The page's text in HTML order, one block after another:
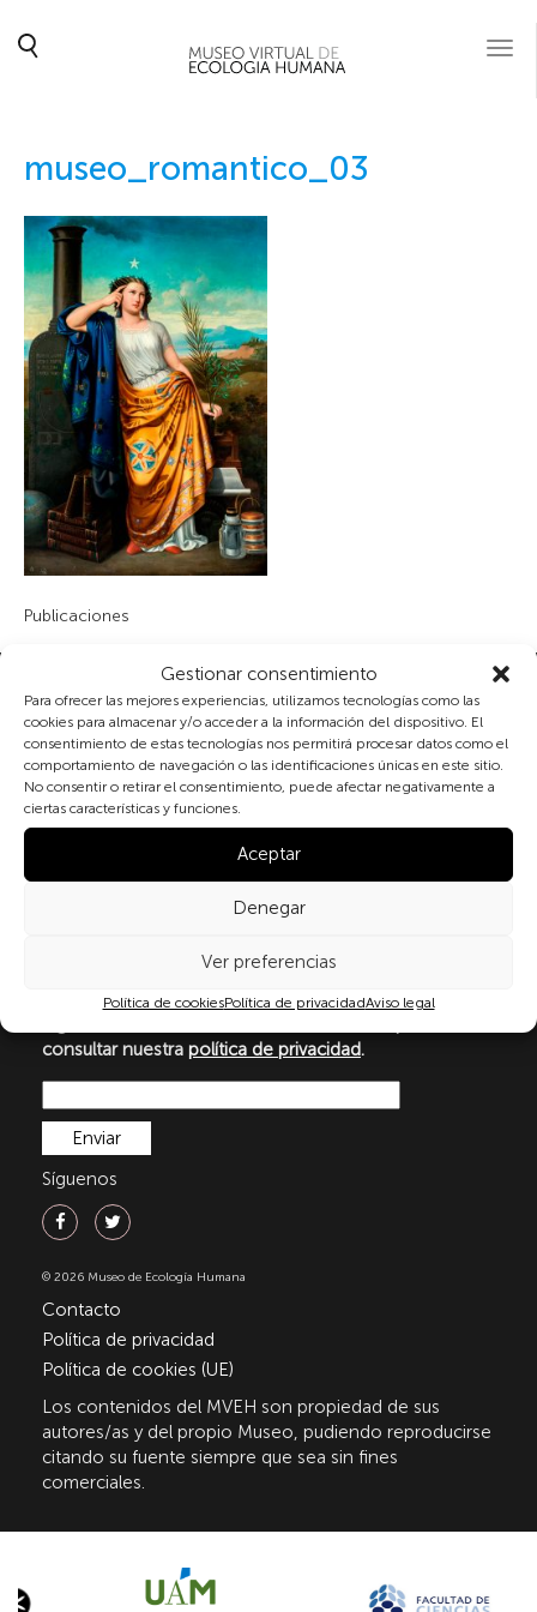
Gestionar consentimiento
Para ofrecer las mejores experiencias, utilizamos tecnologías como las
cookies para almacenar y/o acceder a la información del dispositivo. El
consentimiento de estas tecnologías nos permitirá procesar datos como el
comportamiento de navegación o las identificaciones únicas en este sitio.
No consentir o retirar el consentimiento, puede afectar negativamente a
ciertas características y funciones.
Aceptar
Denegar
Ver preferencias
Política de cookiesPolítica de privacidadAviso legal
museo_romantico_03
Publicaciones
Suscribete a nuestra newsletter
Al marcar la casilla y enviar este formulario, usted
consiente expresamente el tratamiento de sus datos
personales conforme a la normativa vigente en
particular, de acuerdo con lo dispuesto en el
Reglamento (UE) 2016/679 del Parlamento Europeo y
Orgánica 3/2018, de 5 de diciembre, de Protección de
Datos Personales y garantía de los derechos
consultar nuestra política de privacidad.
Síguenos
© 2026 Museo de Ecología Humana
Contacto
Política de privacidad
Política de cookies (UE)
Los contenidos del MVEH son propiedad de sus
autores/as y del propio Museo, pudiendo reproducirse
citando su fuente siempre que sea sin fines
comerciales.